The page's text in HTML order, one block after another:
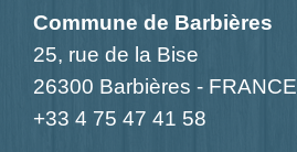
Commune de Barbières
25, rue de la Bise
26300 Barbières - FRANCE
+33 4 75 47 41 58